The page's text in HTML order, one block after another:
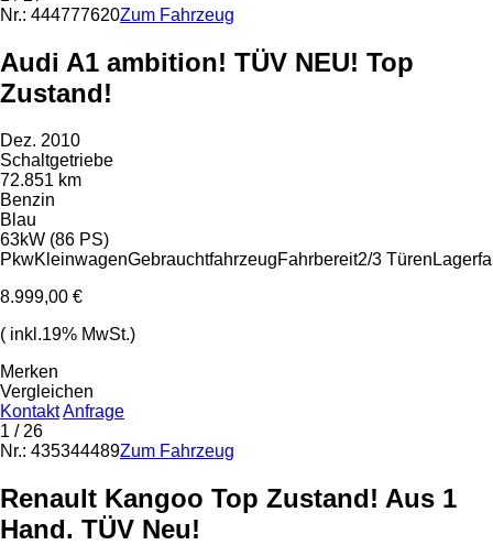
Nr.: 444777620Zum Fahrzeug
Audi A1 ambition! TÜV NEU! Top
Zustand!
Dez. 2010
Schaltgetriebe
72.851 km
Benzin
Blau
63kW (86 PS)
PkwKleinwagenGebrauchtfahrzeugFahrbereit2/3 Türen
8.999,00 €
( inkl.19% MwSt.)
Merken
Vergleichen
KontaktAnfrage
1 / 26
Nr.: 435344489Zum Fahrzeug
Renault Kangoo Top Zustand! Aus 1
Hand. TÜV Neu!